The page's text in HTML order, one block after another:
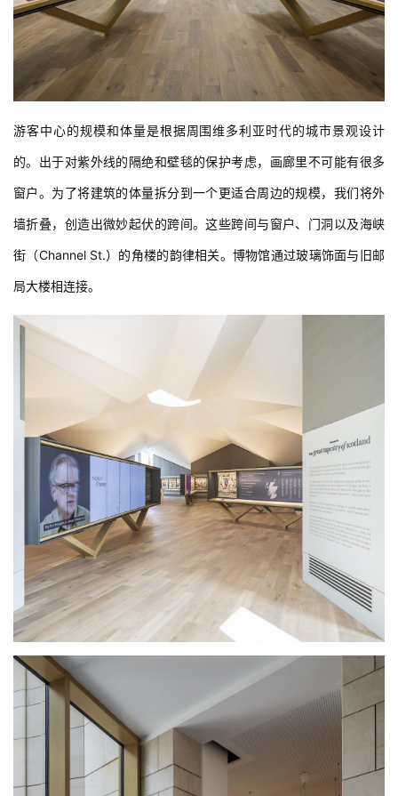
游客中心的规模和体量是根据周围维多利亚时代的城市景观设计
的。出于对紫外线的隔绝和壁毯的保护考虑，画廊里不可能有很多
窗户。为了将建筑的体量拆分到一个更适合周边的规模，我们将外
墙折叠，创造出微妙起伏的跨间。这些跨间与窗户、门洞以及海峡
街（Channel St.）的角楼的韵律相关。博物馆通过玻璃饰面与旧邮
局大楼相连接。